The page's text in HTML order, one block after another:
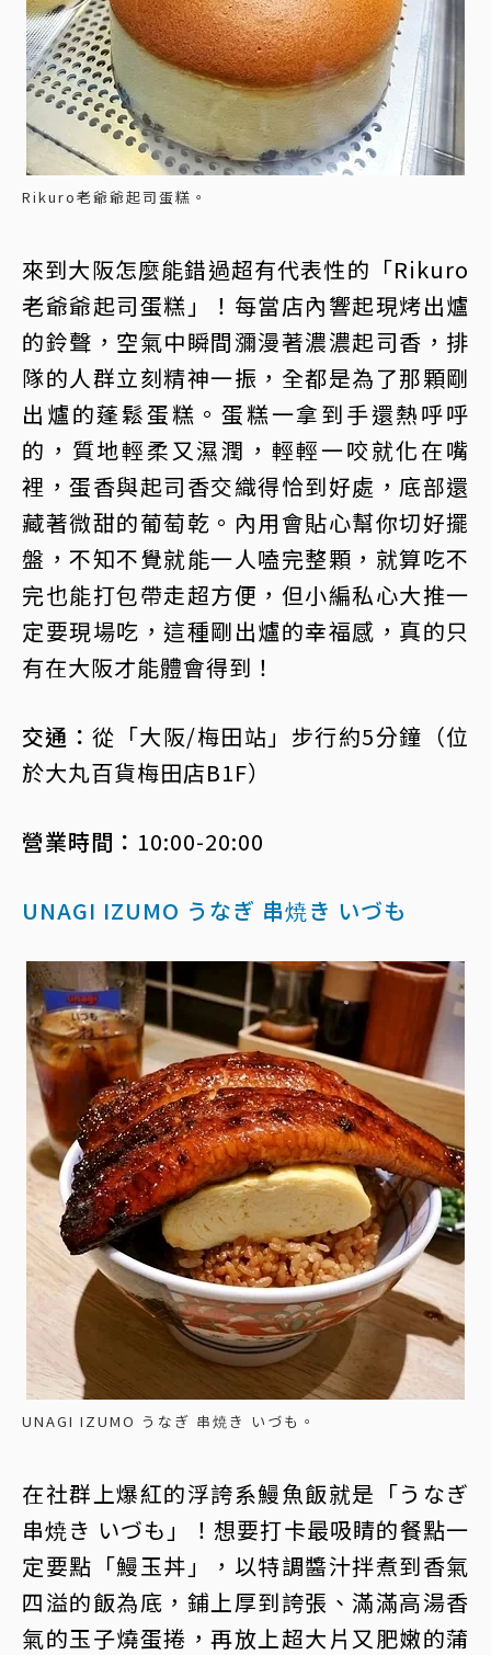
Rikuro老爺爺起司蛋糕。
來到大阪怎麼能錯過超有代表性的「Rikuro
老爺爺起司蛋糕」！每當店內響起現烤出爐
的鈴聲，空氣中瞬間瀰漫著濃濃起司香，排
隊的人群立刻精神一振，全都是為了那顆剛
出爐的蓬鬆蛋糕。蛋糕一拿到手還熱呼呼
的，質地輕柔又濕潤，輕輕一咬就化在嘴
裡，蛋香與起司香交織得恰到好處，底部還
藏著微甜的葡萄乾。內用會貼心幫你切好擺
盤，不知不覺就能一人嗑完整顆，就算吃不
完也能打包帶走超方便，但小編私心大推一
定要現場吃，這種剛出爐的幸福感，真的只
有在大阪才能體會得到！
交通：從「大阪/梅田站」步行約5分鐘（位
於大丸百貨梅田店B1F）
營業時間： 10:00-20:00
UNAGI IZUMO うなぎ 串焼き いづも
UNAGI IZUMO うなぎ 串焼き いづも。
在社群上爆紅的浮誇系鰻魚飯就是「うなぎ
串焼き いづも」！想要打卡最吸睛的餐點一
定要點「鰻玉丼」，以特調醬汁拌煮到香氣
四溢的飯為底，鋪上厚到誇張、滿滿高湯香
氣的玉子燒蛋捲，再放上超大片又肥嫩的蒲